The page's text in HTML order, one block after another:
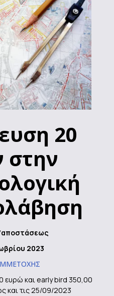
20
2023
ευρώ και early bird 350,00
και τις 25/09/2023